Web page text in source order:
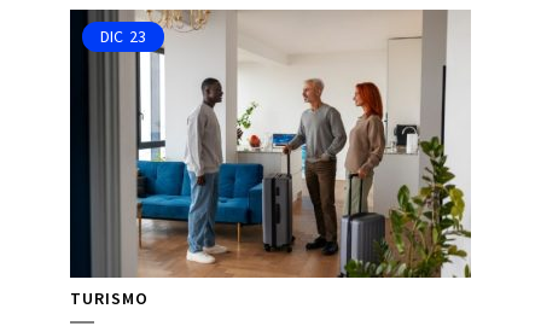
DIC 23
TURISMO